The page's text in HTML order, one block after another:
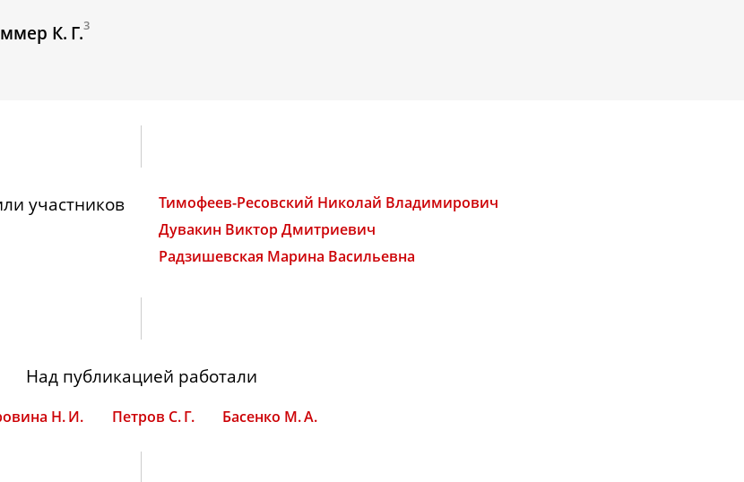
К. Г.3
участников
Тимофеев-Ресовский Николай Владимирович
Дувакин Виктор Дмитриевич
Радзишевская Марина Васильевна
Над публикацией работали
Н. И. Петров С. Г. Басенко М. А.